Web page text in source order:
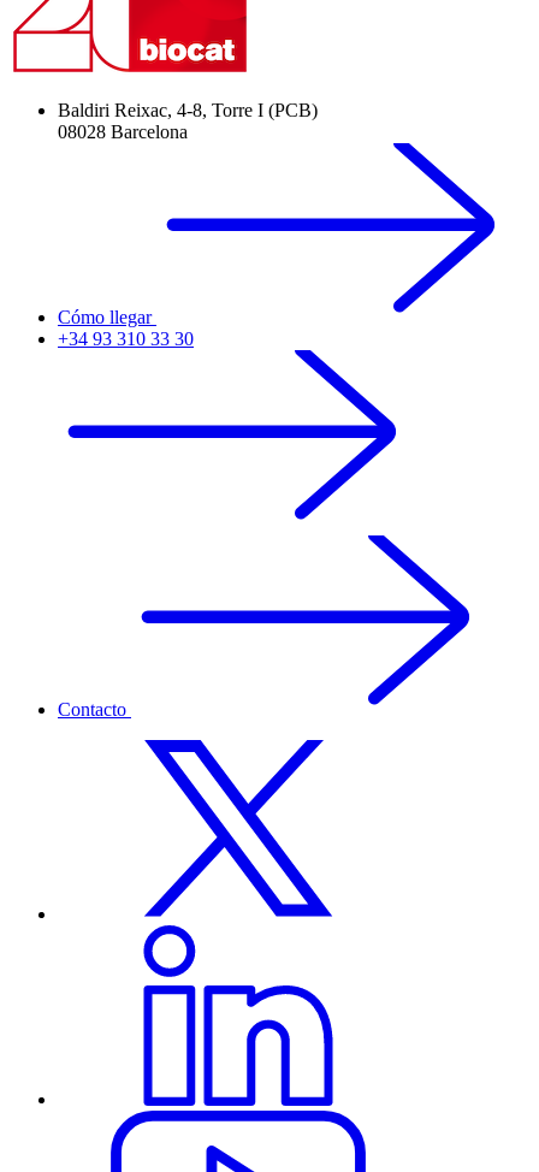
Baldiri Reixac, 4-8, Torre I (PCB)
08028 Barcelona
Cómo llegar
+34 93 310 33 30
Contacto